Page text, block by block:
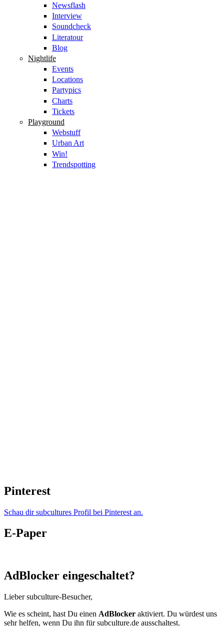
Newsflash
Interview
Soundcheck
Literatour
Blog
Nightlife
Events
Locations
Partypics
Charts
Tickets
Playground
Webstuff
Urban Art
Win!
Trendspotting
Pinterest
Schau dir subcultures Profil bei Pinterest an.
E-Paper
AdBlocker eingeschaltet?
Lieber subculture-Besucher,
Wie es scheint, hast Du einen AdBlocker aktiviert. Du würdest uns
sehr helfen, wenn Du ihn für subculture.de ausschaltest.